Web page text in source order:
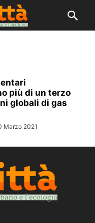
più di un terzo
globali di gas
Marzo 2021